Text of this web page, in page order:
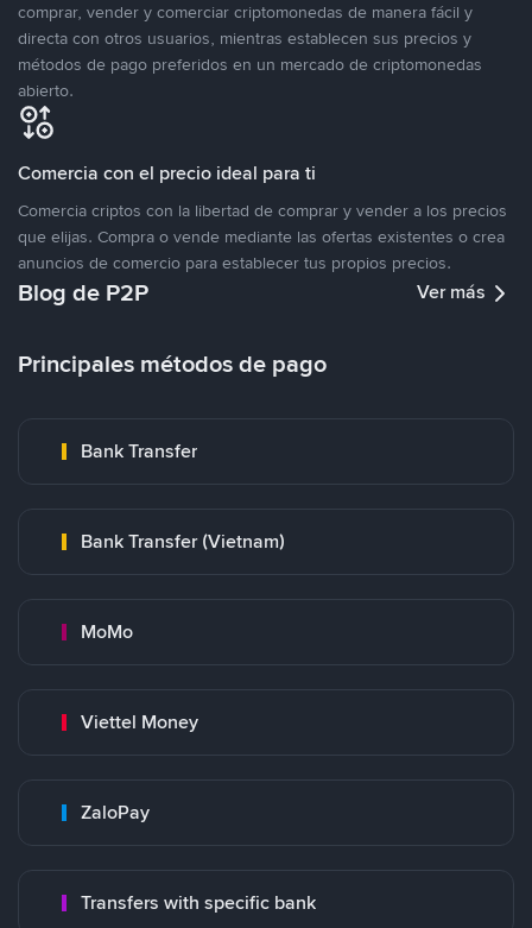
comprar, vender y comerciar criptomonedas de manera fácil y
directa con otros usuarios, mientras establecen sus precios y
métodos de pago preferidos en un mercado de criptomonedas
abierto.
Comercia con el precio ideal para ti
Comercia criptos con la libertad de comprar y vender a los precios
que elijas. Compra o vende mediante las ofertas existentes o crea
anuncios de comercio para establecer tus propios precios.
Blog de P2P Ver más
Principales métodos de pago
Bank Transfer
Bank Transfer (Vietnam)
MoMo
Viettel Money
ZaloPay
Transfers with specific bank